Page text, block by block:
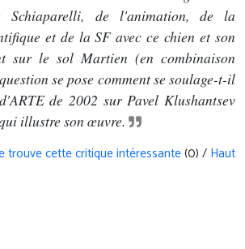
Schiaparelli, de l'animation, de la
et de la SF avec ce chien et son
sur le sol Martien (en combinaison
se pose comment se soulage-t-il
de 2002 sur Pavel Klushantsev
illustre son œuvre.
trouve cette critique intéressante(0) / Haut